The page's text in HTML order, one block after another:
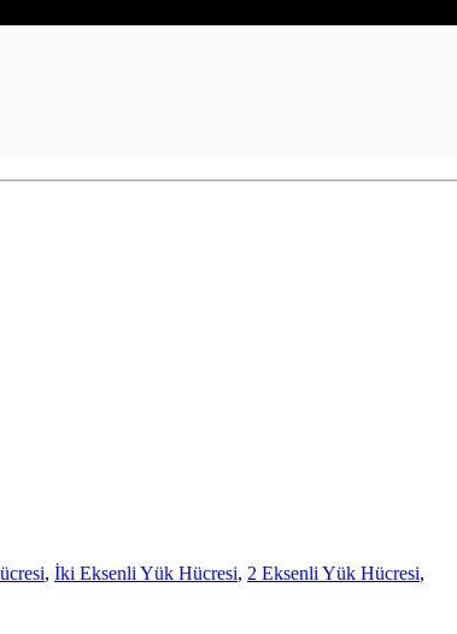
, İki Eksenli Yük Hücresi, 2 Eksenli Yük Hücresi,